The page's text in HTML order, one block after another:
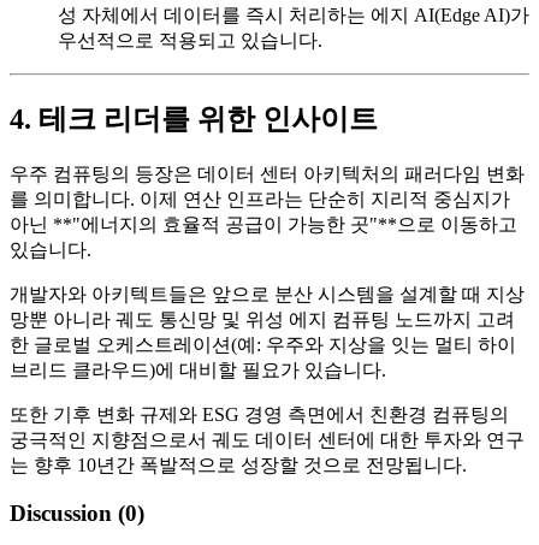
성 자체에서 데이터를 즉시 처리하는 에지 AI(Edge AI)가
우선적으로 적용되고 있습니다.
4. 테크 리더를 위한 인사이트
우주 컴퓨팅의 등장은 데이터 센터 아키텍처의 패러다임 변화
를 의미합니다. 이제 연산 인프라는 단순히 지리적 중심지가
아닌 **"에너지의 효율적 공급이 가능한 곳"**으로 이동하고
있습니다.
개발자와 아키텍트들은 앞으로 분산 시스템을 설계할 때 지상
망뿐 아니라 궤도 통신망 및 위성 에지 컴퓨팅 노드까지 고려
한 글로벌 오케스트레이션(예: 우주와 지상을 잇는 멀티 하이
브리드 클라우드)에 대비할 필요가 있습니다.
또한 기후 변화 규제와 ESG 경영 측면에서 친환경 컴퓨팅의
궁극적인 지향점으로서 궤도 데이터 센터에 대한 투자와 연구
는 향후 10년간 폭발적으로 성장할 것으로 전망됩니다.
Discussion (0)